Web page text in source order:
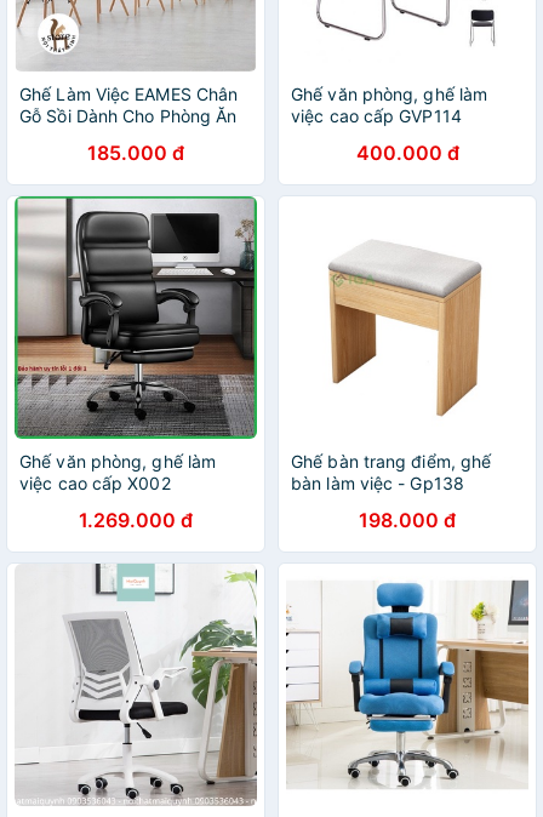
Ghế Làm Việc EAMES Chân
Gỗ Sồi Dành Cho Phòng Ăn
185.000 đ
Ghế văn phòng, ghế làm
việc cao cấp GVP114
400.000 đ
Ghế văn phòng, ghế làm
việc cao cấp X002
1.269.000 đ
Ghế bàn trang điểm, ghế
bàn làm việc - Gp138
198.000 đ